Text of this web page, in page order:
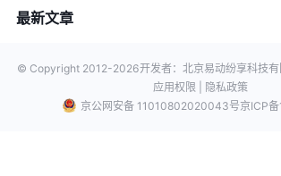
最新文章
© Copyright 2012-2026开发者：北京易动纷享科技有
应用权限 |
隐私政策
京公网安备 11010802020043号京ICP